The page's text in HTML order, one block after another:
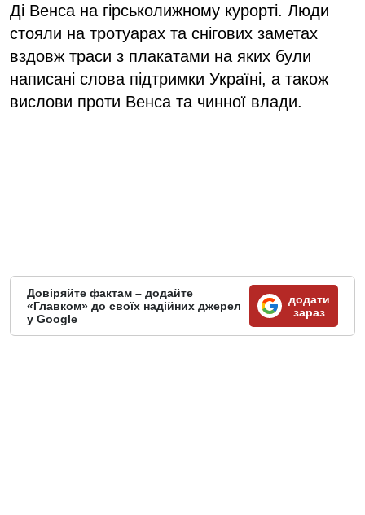
Ді Венса на гірськолижному курорті. Люди
стояли на тротуарах та снігових заметах
вздовж траси з плакатами на яких були
написані слова підтримки Україні, а також
вислови проти Венса та чинної влади.
Довіряйте фактам – додайте
«Главком» до своїх надійних джерел
у Google
додати
зараз